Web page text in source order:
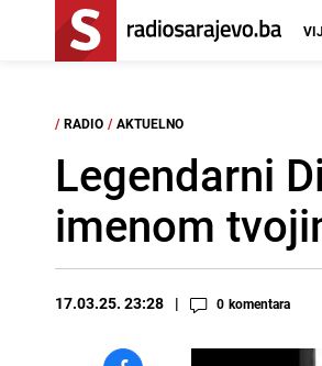
/ RADIO / AKTUELNO
Legendarni
imenom
17.03.25. 23:28 0 komentara